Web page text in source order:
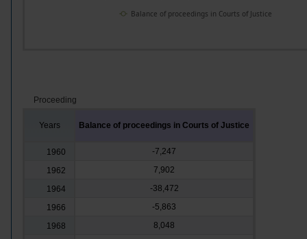
Balance of proceedings in Courts of Justice
Proceeding
Years Balance of proceedings in Courts of Justice
1960
-7,247
1962
7,902
1964
-38,472
1966
-5,863
1968
8,048